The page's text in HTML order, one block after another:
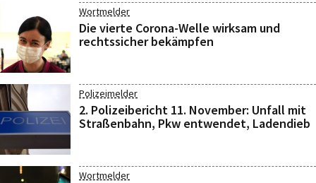
Wortmelder
Die vierte Corona-Welle wirksam und
rechtssicher bekämpfen
Polizeimelder
2. Polizeibericht 11. November: Unfall mit
Straßenbahn, Pkw entwendet, Ladendieb
Wortmelder